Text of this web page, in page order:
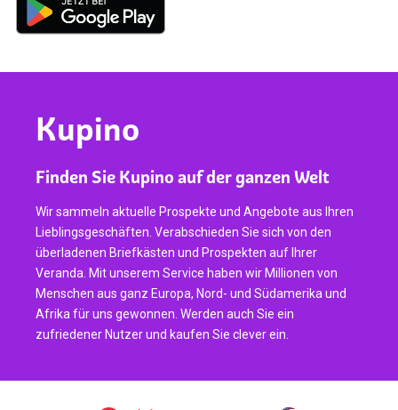
Kupino
Finden Sie Kupino auf der ganzen Welt
Wir sammeln aktuelle Prospekte und Angebote aus Ihren
Lieblingsgeschäften. Verabschieden Sie sich von den
überladenen Briefkästen und Prospekten auf Ihrer
Veranda. Mit unserem Service haben wir Millionen von
Menschen aus ganz Europa, Nord- und Südamerika und
Afrika für uns gewonnen. Werden auch Sie ein
zufriedener Nutzer und kaufen Sie clever ein.